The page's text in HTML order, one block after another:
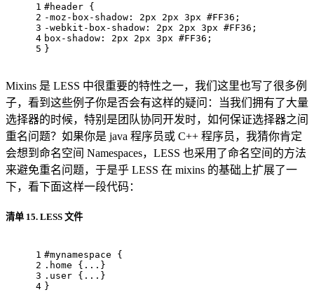
1
2
3
4
5
#header {
-moz-box-shadow : 2px 2px 3px #FF36 ;
-webkit-box-shadow : 2px 2px 3px #FF36 ;
box-shadow : 2px 2px 3px #FF36 ;
}
Mixins 是 LESS 中很重要的特性之一，我们这里也写了很多例
子，看到这些例子你是否会有这样的疑问：当我们拥有了大量
选择器的时候，特别是团队协同开发时，如何保证选择器之间
重名问题？如果你是 java 程序员或 C++ 程序员，我猜你肯定
会想到命名空间 Namespaces，LESS 也采用了命名空间的方法
来避免重名问题，于是乎 LESS 在 mixins 的基础上扩展了一
下，看下面这样一段代码：
清单 15. LESS 文件
1
2
3
4
#mynamespace {
.home {...}
.user {...}
}